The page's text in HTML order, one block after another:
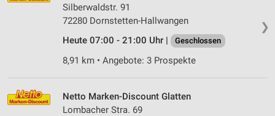
❯
Silberwaldstr. 91
72280 Dornstetten-Hallwangen
Heute 07:00 - 21:00 Uhr |
Geschlossen
8,91 km • Angebote: 3 Prospekte
Netto Marken-Discount Glatten
Lombacher Stra. 69